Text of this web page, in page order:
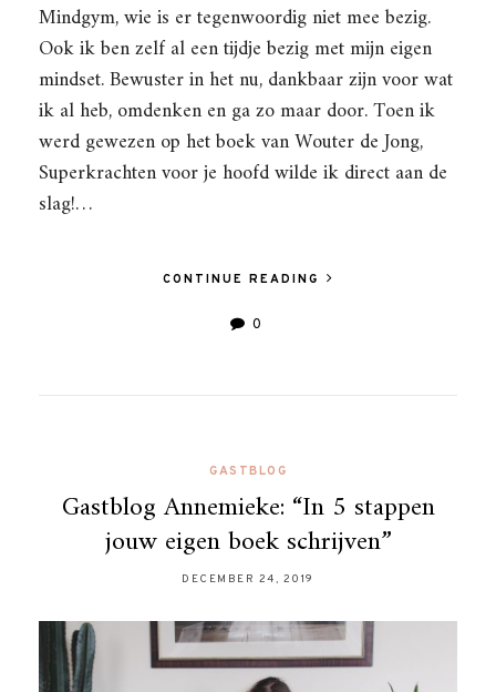
Mindgym, wie is er tegenwoordig niet mee bezig.
Ook ik ben zelf al een tijdje bezig met mijn eigen
mindset. Bewuster in het nu, dankbaar zijn voor wat
ik al heb, omdenken en ga zo maar door. Toen ik
werd gewezen op het boek van Wouter de Jong,
Superkrachten voor je hoofd wilde ik direct aan de
slag!…
CONTINUE READING
0
GASTBLOG
Gastblog Annemieke: “In 5 stappen
jouw eigen boek schrijven”
DECEMBER 24, 2019